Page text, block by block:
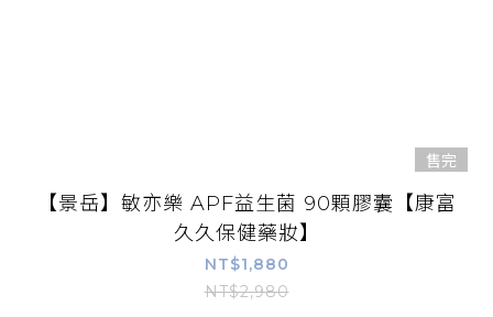
售完
【景岳】敏亦樂 APF益生菌 90顆膠囊【康富
久久保健藥妝】
NT$1,880
NT$2,980